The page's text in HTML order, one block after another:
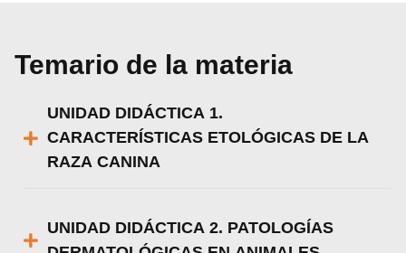
Temario de la materia
UNIDAD DIDÁCTICA 1.
CARACTERÍSTICAS ETOLÓGICAS DE LA
RAZA CANINA
UNIDAD DIDÁCTICA 2. PATOLOGÍAS